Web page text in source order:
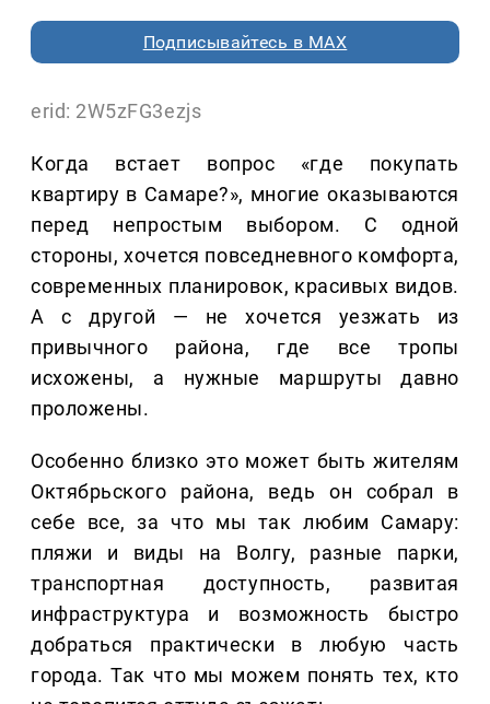
Подписывайтесь в MAX
erid: 2W5zFG3ezjs
Когда встает вопрос «где покупать
квартиру в Самаре?», многие оказываются
перед непростым выбором. С одной
стороны, хочется повседневного комфорта,
современных планировок, красивых видов.
А с другой — не хочется уезжать из
привычного района, где все тропы
исхожены, а нужные маршруты давно
проложены.
Особенно близко это может быть жителям
Октябрьского района, ведь он собрал в
себе все, за что мы так любим Самару:
пляжи и виды на Волгу, разные парки,
транспортная доступность, развитая
инфраструктура и возможность быстро
добраться практически в любую часть
города. Так что мы можем понять тех, кто